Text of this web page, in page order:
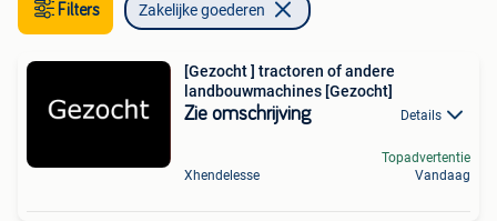
Filters Zakelijke goederen
[Gezocht ] tractoren of andere
landbouwmachines [Gezocht]
Zie omschrijving Details
Xhendelesse
Topadvertentie
Vandaag